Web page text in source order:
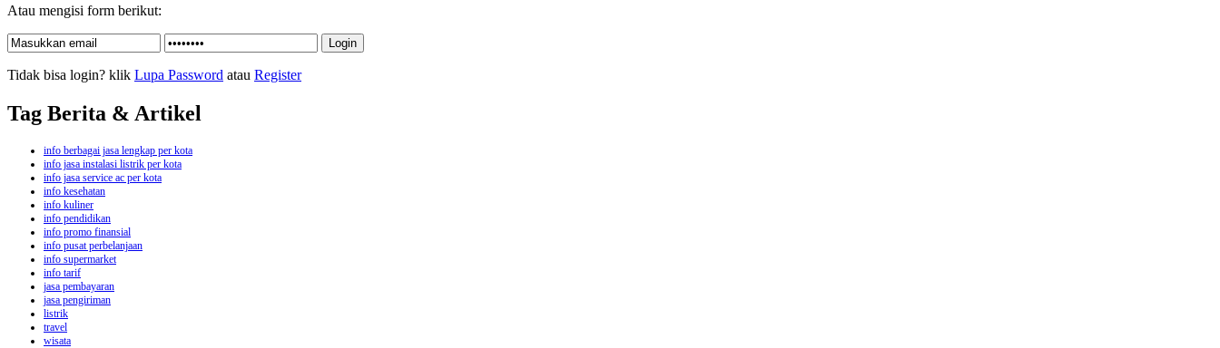
Atau mengisi form berikut:
Tidak bisa login? klik Lupa Password atau Register
Tag Berita & Artikel
info berbagai jasa lengkap per kota
info jasa instalasi listrik per kota
info jasa service ac per kota
info kesehatan
info kuliner
info pendidikan
info promo finansial
info pusat perbelanjaan
info supermarket
info tarif
jasa pembayaran
jasa pengiriman
listrik
travel
wisata